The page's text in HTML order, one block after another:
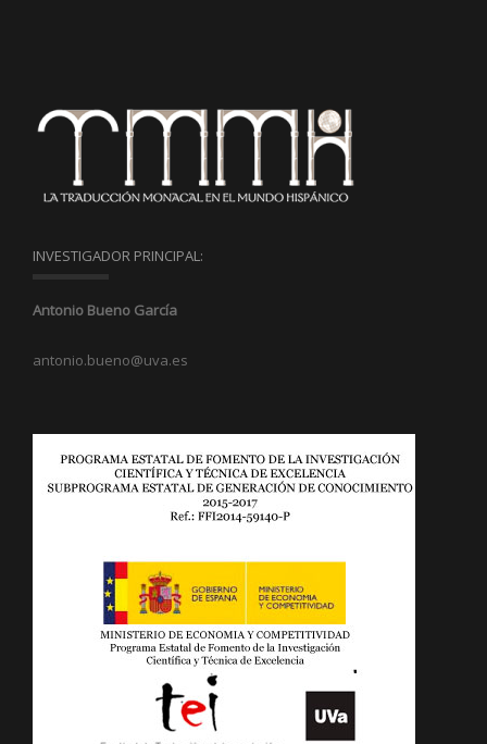
INVESTIGADOR PRINCIPAL:
Antonio Bueno García
antonio.bueno@uva.es